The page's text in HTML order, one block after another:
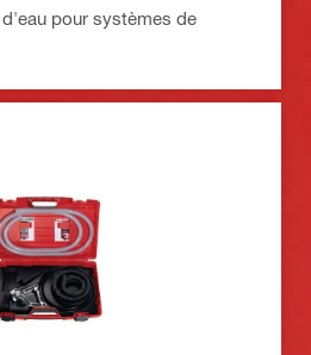
pour systèmes de